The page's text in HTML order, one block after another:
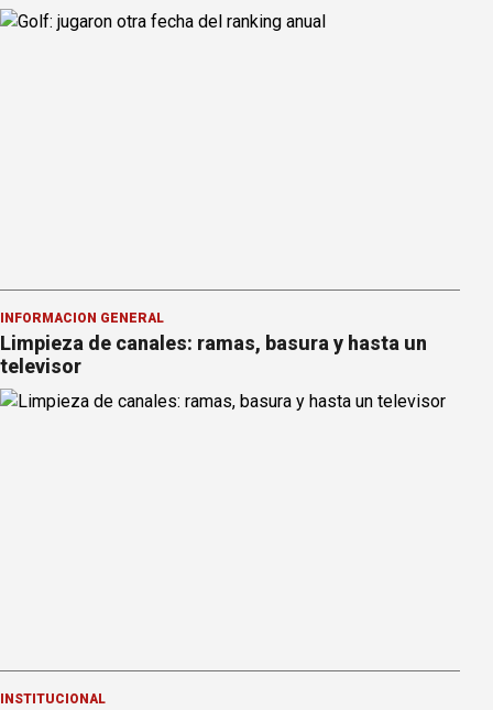
INFORMACION GENERAL
Limpieza de canales: ramas, basura y hasta un
televisor
INSTITUCIONAL